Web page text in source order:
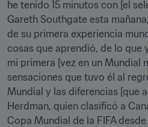
he tenido 15 minutos con [el
Gareth Southgate esta
de su primera experiencia
cosas que aprendió, de lo que
mi primera [vez en un Mundial
sensaciones que tuvo él al
Mundial y las diferencias [que
Herdman, quien clasificó a
Copa Mundial de la FIFA desde